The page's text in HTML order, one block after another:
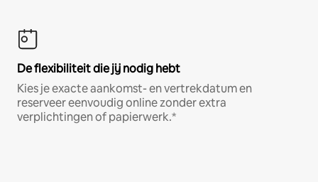
De flexibiliteit die jij nodig hebt
Kies je exacte aankomst- en vertrekdatum en
reserveer eenvoudig online zonder extra
verplichtingen of papierwerk.*